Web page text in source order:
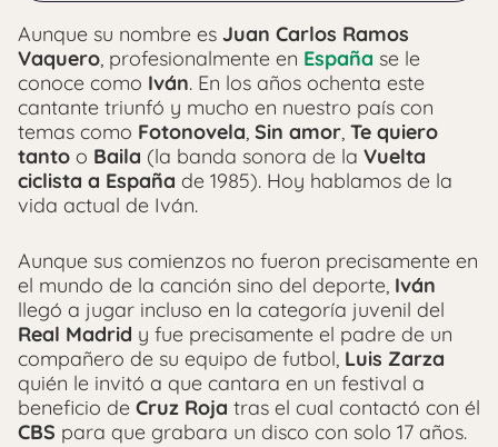
Aunque su nombre es Juan Carlos Ramos
Vaquero, profesionalmente en España se le
conoce como Iván. En los años ochenta este
cantante triunfó y mucho en nuestro país con
temas como Fotonovela, Sin amor, Te quiero
tanto o Baila (la banda sonora de la Vuelta
ciclista a España de 1985). Hoy hablamos de la
vida actual de Iván.
Aunque sus comienzos no fueron precisamente en
el mundo de la canción sino del deporte, Iván
llegó a jugar incluso en la categoría juvenil del
Real Madrid y fue precisamente el padre de un
compañero de su equipo de futbol, Luis Zarza
quién le invitó a que cantara en un festival a
beneficio de Cruz Roja tras el cual contactó con él
CBS para que grabara un disco con solo 17 años.